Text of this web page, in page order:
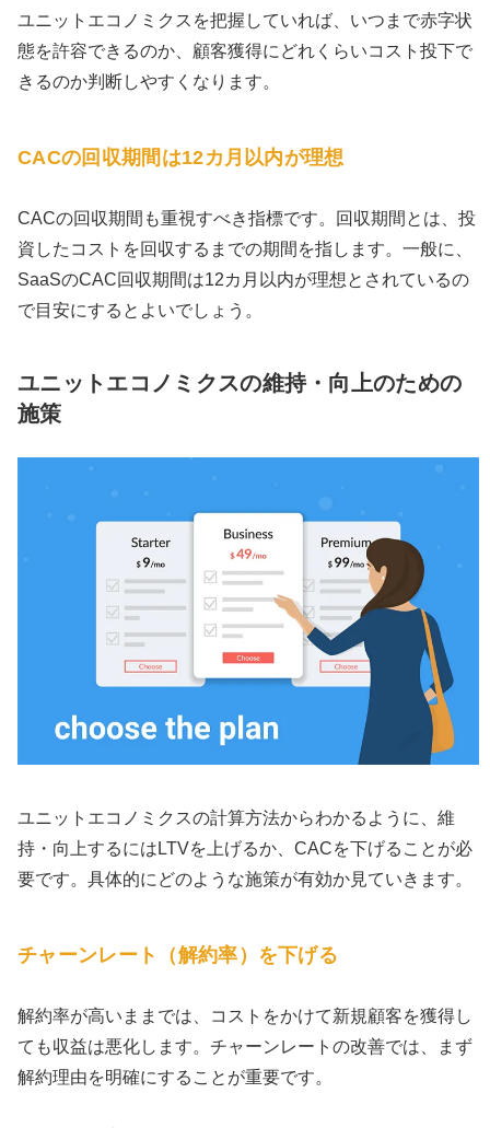
ユニットエコノミクスを把握していれば、いつまで赤字状
態を許容できるのか、顧客獲得にどれくらいコスト投下で
きるのか判断しやすくなります。
CACの回収期間は12カ月以内が理想
CACの回収期間も重視すべき指標です。回収期間とは、投
資したコストを回収するまでの期間を指します。一般に、
SaaSのCAC回収期間は12カ月以内が理想とされているの
で目安にするとよいでしょう。
ユニットエコノミクスの維持・向上のための
施策
ユニットエコノミクスの計算方法からわかるように、維
持・向上するにはLTVを上げるか、CACを下げることが必
要です。具体的にどのような施策が有効か見ていきます。
チャーンレート（解約率）を下げる
解約率が高いままでは、コストをかけて新規顧客を獲得し
ても収益は悪化します。チャーンレートの改善では、まず
解約理由を明確にすることが重要です。